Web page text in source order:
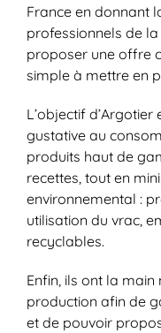
France en donnant
professionnels de
proposer une offre
simple à mettre en
L’objectif
gustative au
produits haut de
recettes, tout en
environnemental :
utilisation du vrac,
recyclables.
Enfin, ils ont la
production afin de
et de pouvoir